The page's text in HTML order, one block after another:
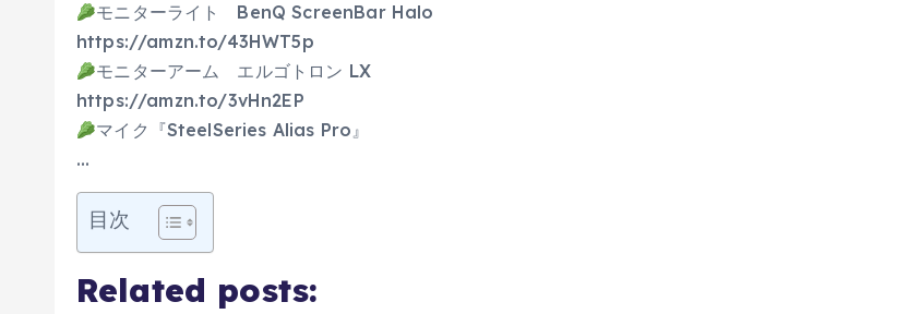
モニターライト BenQ ScreenBar Halo
https://amzn.to/43HWT5p
モニターアーム エルゴトロン LX
https://amzn.to/3vHn2EP
マイク『SteelSeries Alias Pro』
…
目次
Related posts: